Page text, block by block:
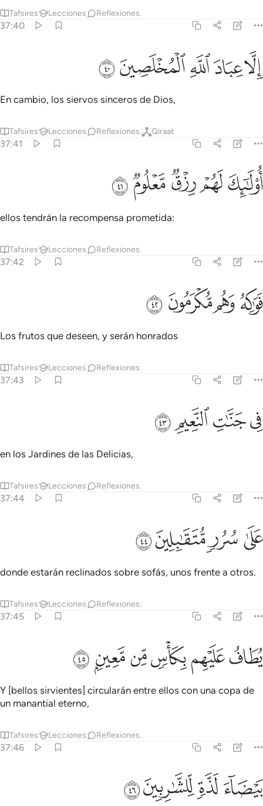
Tafsires Lecciones Reflexiones.
37:40
الا عباد الله المخلصين ٤٠
إِلَّا عِبَادَ ٱللَّهِ ٱلْمُخْلَصِينَ ٤٠
ﲦﲧﲨﲩﲪ
En cambio, los siervos sinceros de Dios,
Tafsires Lecciones Reflexiones. Qiraat
37:41
اولايك لهم رزق معلوم ٤١
أُو۟لَـٰٓئِكَ لَهُمْ رِزْقٌۭ مَّعْلُومٌۭ ٤١
ﲫﲬﲭﲮﲯ
ellos tendrán la recompensa prometida:
Tafsires Lecciones Reflexiones.
37:42
فواكه وهم مكرمون ٤٢
فَوَٰكِهُ ۖ وَهُم مُّكْرَمُونَ ٤٢
ﲰﲱﲲﲳ
Los frutos que deseen, y serán honrados
Tafsires Lecciones Reflexiones.
37:43
في جنات النعيم ٤٣
فِى جَنَّـٰتِ ٱلنَّعِيمِ ٤٣
ﲴﲵﲶﲷ
en los Jardines de las Delicias,
Tafsires Lecciones Reflexiones.
37:44
على سرر متقابلين ٤٤
عَلَىٰ سُرُرٍۢ مُّتَقَـٰبِلِينَ ٤٤
ﲸﲹﲺﲻ
donde estarán reclinados sobre sofás, unos frente a otros.
Tafsires Lecciones Reflexiones.
37:45
يطاف عليهم بكاس من معين ٤٥
يُطَافُ عَلَيْهِم بِكَأْسٍۢ مِّن مَّعِينٍۭ ٤٥
ﲼﲽﲾﲿﳀﳁ
Y [bellos sirvientes] circularán entre ellos con una copa de
un manantial eterno,
Tafsires Lecciones Reflexiones.
37:46
بيضاء لذة للشاربين ٤٦
بَيْضَآءَ لَذَّةٍۢ لِّلشَّـٰرِبِينَ ٤٦
ﳂﳃﳄﳅ